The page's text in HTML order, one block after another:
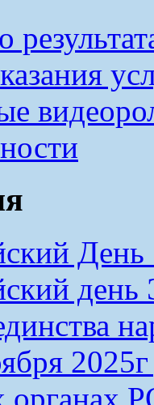
День
день
органах